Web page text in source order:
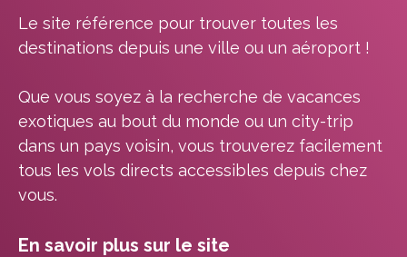
Le site référence pour trouver toutes les
destinations depuis une ville ou un aéroport !
Que vous soyez à la recherche de vacances
exotiques au bout du monde ou un city-trip
dans un pays voisin, vous trouverez facilement
tous les vols directs accessibles depuis chez
vous.
En savoir plus sur le site